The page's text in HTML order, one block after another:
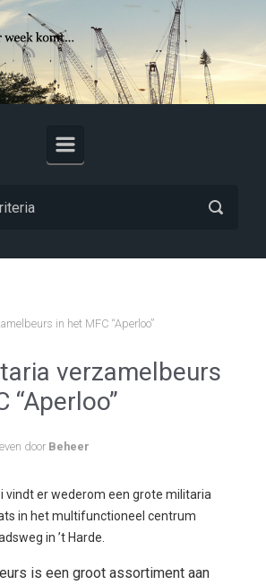
in het MFC “Aperloo”
verzamelbeurs
“Aperloo”
door Beheer
vindt er wederom een grote militaria
in het multifunctioneel centrum
in ’t Harde.
is een groot assortiment aan